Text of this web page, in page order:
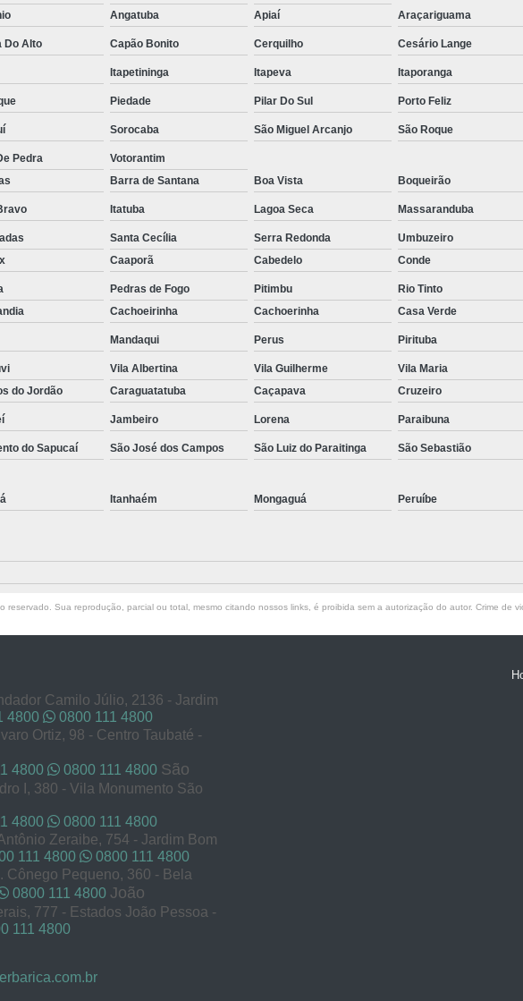
Angatuba Apiaí Araçariguama
Do Alto Capão Bonito Cerquilho Cesário Lange
Itapetininga Itapeva Itaporanga
Piedade Pilar Do Sul Porto Feliz
Sorocaba São Miguel Arcanjo São Roque
Pedra
Votorantim
Barra de Santana Boa Vista Boqueirão
Itatuba Lagoa Seca Massaranduba
Santa Cecília Serra Redonda
Umbuzeiro
Caaporã Cabedelo Conde
Pedras de Fogo Pitimbu Rio Tinto
Cachoeirinha Cachoerinha Casa Verde
Mandaqui Perus Pirituba
Vila Albertina Vila Guilherme Vila Maria
do Jordão Caraguatatuba Caçapava Cruzeiro
Jambeiro Lorena Paraibuna
do Sapucaí São José dos Campos São Luiz do Paraitinga São Sebastião
Itanhaém Mongaguá Peruíbe
Sua reprodução, parcial ou total, mesmo citando nossos links, é proibida sem a autorização do autor. Crime de
Camilo Júlio, 2136 - Jardim
4800 0800 111 4800
Ortiz, 98 - Centro Taubaté -
4800 0800 111 4800 São
I, 380 - Vila Monumento São
4800 0800 111 4800
Zeraibe, 754 - Jardim Bom
111 4800 0800 111 4800
Cônego Pequeno, 360 - Bela
0800 111 4800 João
777 - Estados João Pessoa -
111 4800